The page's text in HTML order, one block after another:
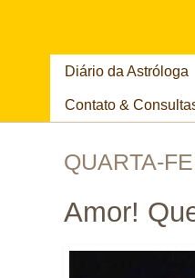
Diário da Astróloga
Contato &
QUARTA-
Amor!